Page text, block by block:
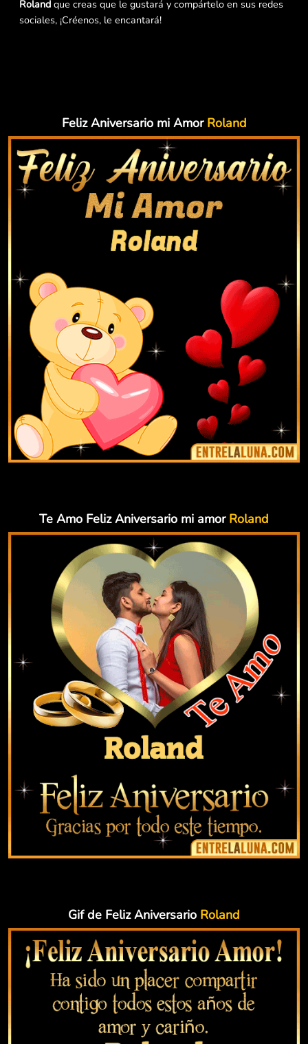
Roland que creas que le gustará y compártelo en sus redes
sociales, ¡Créenos, le encantará!
Feliz Aniversario mi Amor Roland
Te Amo Feliz Aniversario mi amor Roland
Gif de Feliz Aniversario Roland